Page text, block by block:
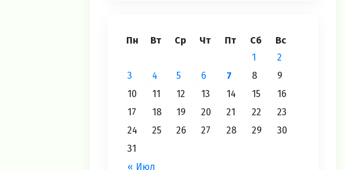
Пн Вт Ср Чт Пт Сб Вс
« Июл
1
2
3
4 5 6 7 8
9
10
11 12 13 14 15
16
17
18 19 20 21 22
23
24
25 26 27 28 29
30
31